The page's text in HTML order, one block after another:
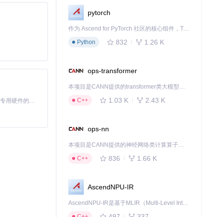
基于Python的Xiaozhi AI，适用于想要完整Xiaozhi体验而无需拥有专用硬件的用户。
pytorch
作为 Ascend for PyTorch 社区的核心组件，TorchNPU 是昇腾专为 PyTorch 打造的深度学习适配插件，使 PyTorch 框架能够直接调用昇腾 NPU，为开发者提供昇腾 AI 处理器的超强算力。
Python
832 1.26 K
ops-transformer
本项目是CANN提供的transformer类大模型算子库，实现网络在NPU上加速计算。
C++
1.03 K 2.43 K
ops-nn
本项目是CANN提供的神经网络类计算算子库，实现网络在NPU上加速计算。
C++
836 1.66 K
AscendNPU-IR
AscendNPU-IR是基于MLIR（Multi-Level Intermediate Representation）构建的，面向昇腾亲和算子编译时使用的中间表示，提供昇腾完备表达能力，通过编译优化提升昇腾AI处理器计算效率，支持通过生态框架使能昇腾AI处理器与深度调优